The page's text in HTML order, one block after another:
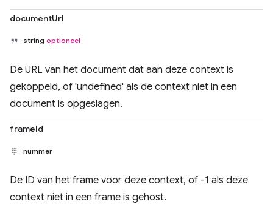
documentUrl
string optioneel
De URL van het document dat aan deze context is
gekoppeld, of 'undefined' als de context niet in een
document is opgeslagen.
frameId
nummer
De ID van het frame voor deze context, of -1 als deze
context niet in een frame is gehost.